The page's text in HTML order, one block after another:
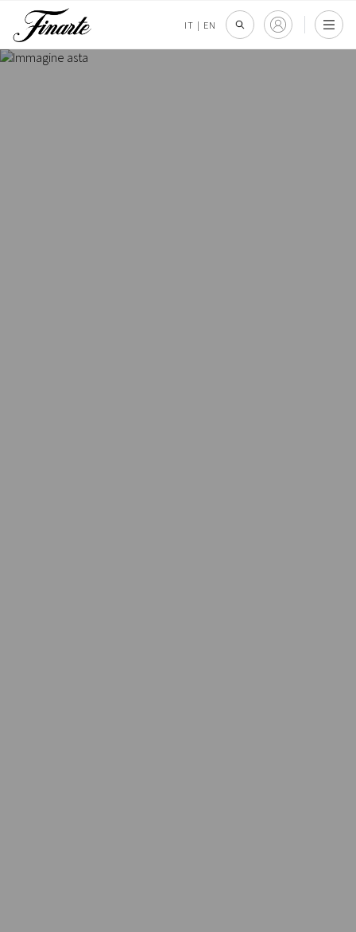
IT | EN